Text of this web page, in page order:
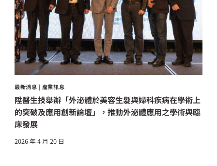
最新消息 | 產業訊息
陞醫生技舉辦「外泌體於美容生髮與婦科疾病在學術上
的突破及應用創新論壇」，推動外泌體應用之學術與臨
床發展
2026 年 4 月 20 日